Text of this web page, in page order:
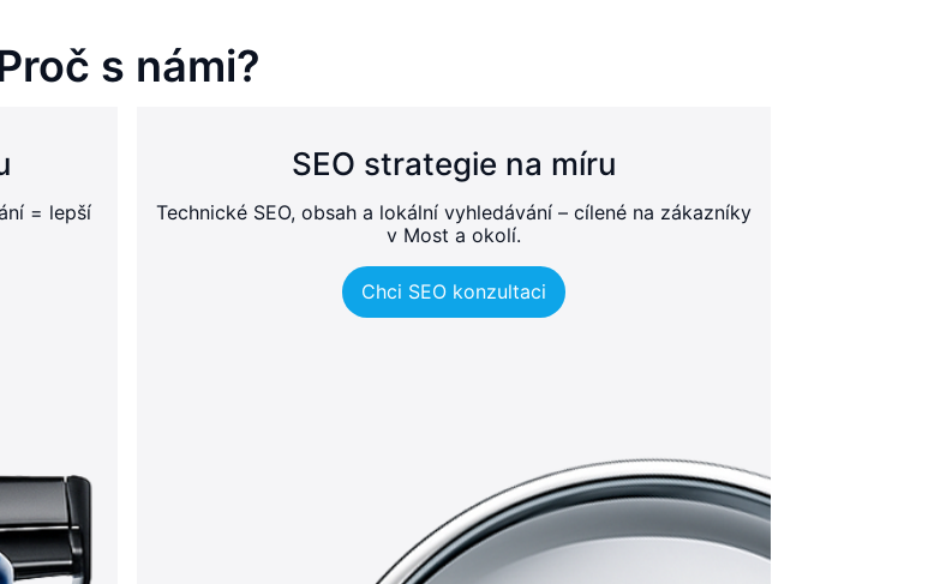
s námi?
= lepší
SEO strategie na míru
Technické SEO, obsah a lokální vyhledávání – cílené na zákazníky
v Most a okolí.
Chci SEO konzultaci